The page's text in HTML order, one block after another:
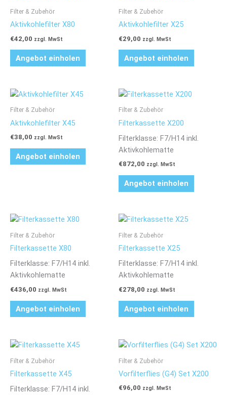
Filter & Zubehör
Aktivkohlefilter X80
€42,00 zzgl. MwSt
Angebot einholen
Filter & Zubehör
Aktivkohlefilter X25
€29,00 zzgl. MwSt
Angebot einholen
Filter & Zubehör
Aktivkohlefilter X45
€38,00 zzgl. MwSt
Angebot einholen
Filter & Zubehör
Filterkassette X200
Filterklasse: F7/H14 inkl.
Aktivkohlematte
€872,00 zzgl. MwSt
Angebot einholen
Filter & Zubehör
Filterkassette X80
Filterklasse: F7/H14 inkl.
Aktivkohlematte
€436,00 zzgl. MwSt
Angebot einholen
Filter & Zubehör
Filterkassette X25
Filterklasse: F7/H14 inkl.
Aktivkohlematte
€278,00 zzgl. MwSt
Angebot einholen
Filter & Zubehör
Filterkassette X45
Filterklasse: F7/H14 inkl.
Filter & Zubehör
Vorfilterflies (G4) Set X200
€96,00 zzgl. MwSt